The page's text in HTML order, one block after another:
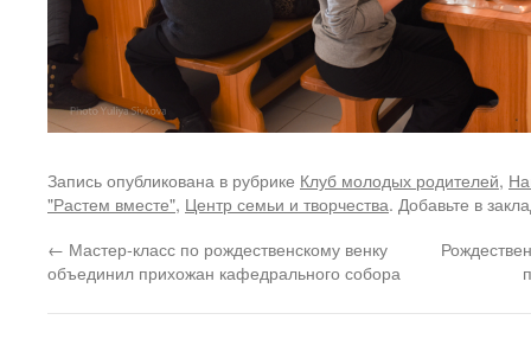
Запись опубликована в рубрике Клуб молодых родителей,
"Растем вместе", Центр семьи и творчества. Добавьте в
← Мастер-класс по рождественскому венку
объединил прихожан кафедрального собора